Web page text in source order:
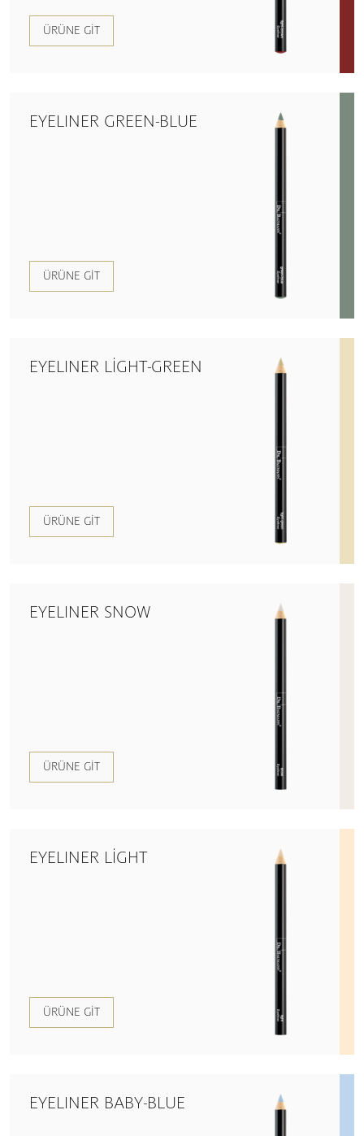
ÜRÜNE GIT
EYELINER GREEN-BLUE
ÜRÜNE GIT
EYELINER LIGHT-GREEN
ÜRÜNE GIT
EYELINER SNOW
ÜRÜNE GIT
EYELINER LIGHT
ÜRÜNE GIT
EYELINER BABY-BLUE